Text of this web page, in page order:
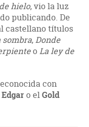
hielo, vio la luz
publicando. De
castellano títulos
sombra,Donde
oLa ley de
con
Edgaro elGold